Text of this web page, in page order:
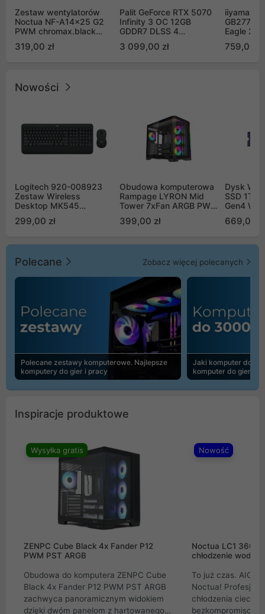
Zestaw wentylatorów
Noctua NF-A14x25 G2
PWM chromax.black
Push Pull (2szt)
319,00 zł
Palit GeForce RTX 5070
Infinity 3 OC 12GB
GDDR7 DLSS 4
GB2050S)
3 099,00 zł
iiyama G-
Eagle 27"
759,00 zł
Nowości
Logitech 920-008923
Zestaw Wireless
Desktop MK545
299,00 zł
Obudowa komputerowa
Rampage LYRON Mid
Tower 7xFan ARGB PWM
399,00 zł
Dysk WD
SSD 1TB
Gen4
669,00
Polecane Zobacz więcej polecanych
Polecane zestawy komputerowe. Najlepsze
komputery do gier i pracy
Jaki komputer do
komputer do gier |
Inspiracje produktowe
Wysyłka gratis
ZENPC Cube Black 4x Fander P12
PWM PST ARGB
Obudowa do komputera ZENPC Cube
Black 4x Fander P12 PWM PST ARGB
zachwyca panoramicznym widokiem
dzięki dwóm panelom z hartowanego
Nowość
Noctua LC1
chłodzenie wodne
To już czas. AIO
Noctua!
chłodzenia cieczą